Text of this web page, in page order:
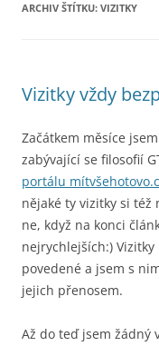
ARCHIV ŠTÍTKU: VIZITKY
Vizitky vždy
Začátkem měsíce
zabývající se filosofií
portálu
nějaké ty vizitky si též
ne, když na konci
nejrychlejších:)
povedené a jsem s
jejich přenosem.
Až do teď jsem žádný